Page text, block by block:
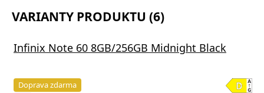
VARIANTY PRODUKTU (6)
Infinix Note 60 8GB/256GB Midnight Black
Doprava zdarma